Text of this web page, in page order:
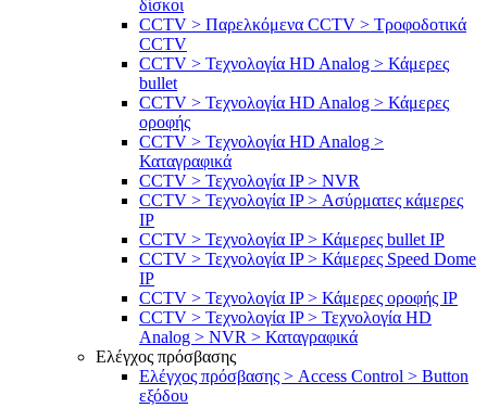
δίσκοι
CCTV > Παρελκόμενα CCTV > Τροφοδοτικά
CCTV
CCTV > Τεχνολογία HD Analog > Κάμερες
bullet
CCTV > Τεχνολογία HD Analog > Κάμερες
οροφής
CCTV > Τεχνολογία HD Analog >
Καταγραφικά
CCTV > Τεχνολογία IP > NVR
CCTV > Τεχνολογία IP > Ασύρματες κάμερες
IP
CCTV > Τεχνολογία IP > Κάμερες bullet IP
CCTV > Τεχνολογία IP > Κάμερες Speed Dome
IP
CCTV > Τεχνολογία IP > Κάμερες οροφής IP
CCTV > Τεχνολογία IP > Τεχνολογία HD
Analog > NVR > Καταγραφικά
Ελέγχος πρόσβασης
Ελέγχος πρόσβασης > Access Control > Button
εξόδου